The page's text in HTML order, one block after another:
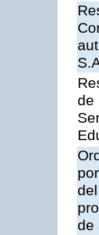
de
de